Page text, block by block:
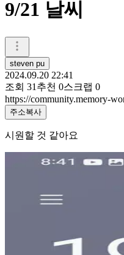
9/21 날씨
steven pu
2024.09.20 22:41
조회 31 추천 0스크랩 0
https://community.memory-
주소복사
시원할 것 같아요